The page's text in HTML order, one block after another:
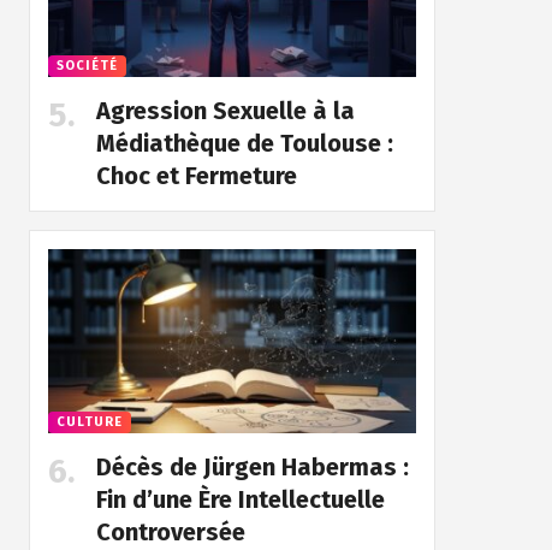
SOCIÉTÉ
Agression Sexuelle à la
Médiathèque de Toulouse :
Choc et Fermeture
CULTURE
Décès de Jürgen Habermas :
Fin d’une Ère Intellectuelle
Controversée